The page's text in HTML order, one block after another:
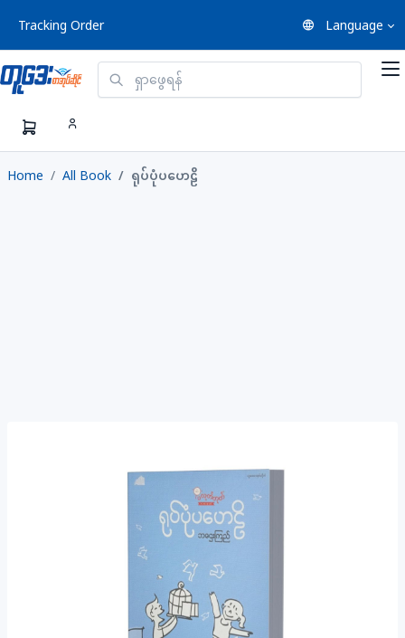
Tracking Order Language
Home All Book ရုပ်ပုံပဟေဠိ